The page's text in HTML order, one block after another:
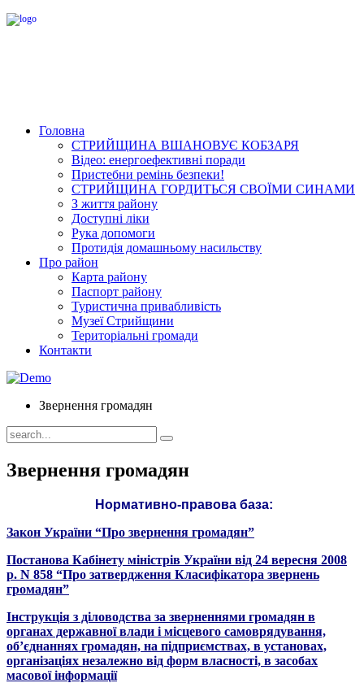
Головна
СТРИЙЩИНА ВШАНОВУЄ КОБЗАРЯ
Відео: енергоефективні поради
Пристебни ремінь безпеки!
СТРИЙЩИНА ГОРДИТЬСЯ СВОЇМИ СИНАМИ
З життя району
Доступні ліки
Рука допомоги
Протидія домашньому насильству
Про район
Карта району
Паспорт району
Туристична привабливість
Музеї Стрийщини
Територіальні громади
Контакти
Звернення громадян
Звернення громадян
Нормативно-правова база:
Закон України “Про звернення громадян”
Постанова Кабінету міністрів України від 24 вересня 2008
р. N 858 “Про затвердження Класифікатора звернень
громадян”
Інструкція з діловодства за зверненнями громадян в
органах державної влади і місцевого самоврядування,
об’єднаннях громадян, на підприємствах, в установах,
організаціях незалежно від форм власності, в засобах
масової інформації